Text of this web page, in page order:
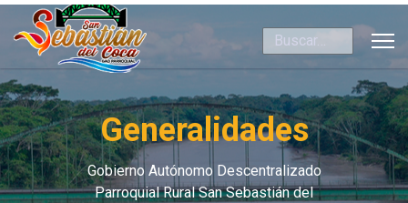
Buscar
Generalidades
Gobierno Autónomo Descentralizado
Parroquial Rural San Sebastián del